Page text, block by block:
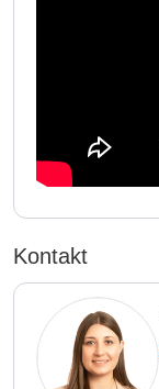
Kontakt